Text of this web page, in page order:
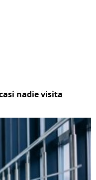
nadie visita